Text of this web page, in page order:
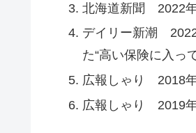
北海道新聞 2022
デイリー新潮
た“高い保険に入っ
広報しゃり 2018
広報しゃり 2019